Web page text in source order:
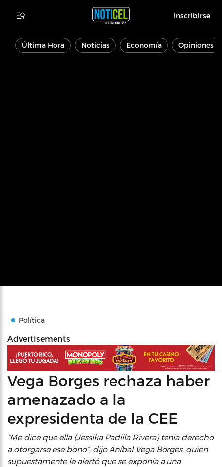
Inscribirse
Última Hora Noticias Economía Opiniones
Política
Advertisements
Vega Borges rechaza haber
amenazado a la
expresidenta de la CEE
“Me dice que ella (Jessika Padilla Rivera) tenía derecho
a otorgarse ese bono”, dijo Aníbal Vega Borges, quien
supuestamente le alertó que se exponía a una